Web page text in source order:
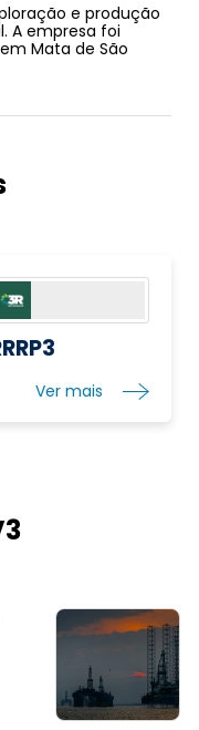
e produção
A empresa foi
Mata de São
Ver mais